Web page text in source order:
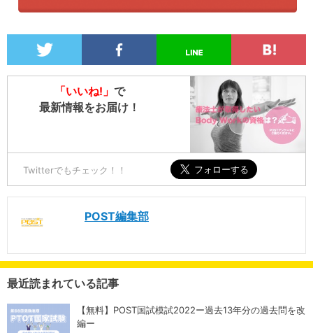
「いいね!」 で
最新情報をお届け！
Twitterでもチェック！！
POST編集部
最近読まれている記事
【無料】POST国試模試2022ー過去13年分の過去問を改
編ー